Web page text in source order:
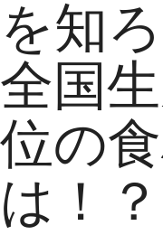
を知
全国
位の
は！？